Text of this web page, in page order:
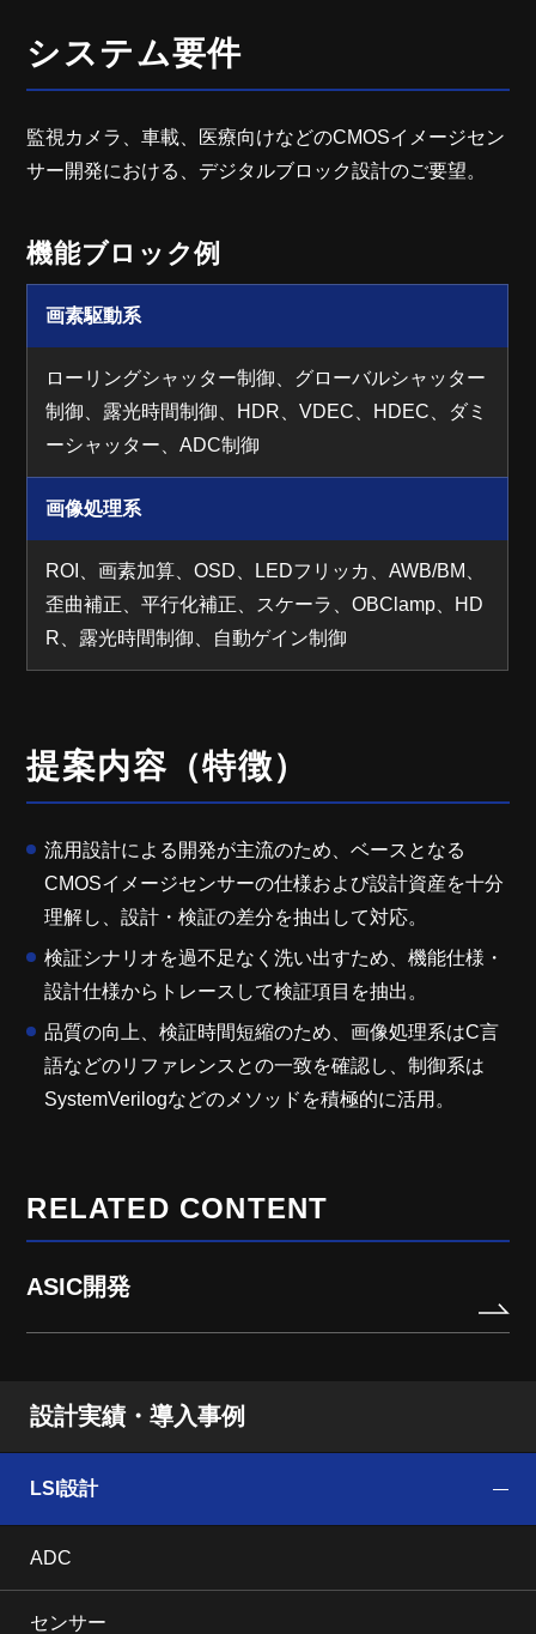
システム要件
監視カメラ、車載、医療向けなどのCMOSイメージセン
サー開発における、デジタルブロック設計のご要望。
機能ブロック例
画素駆動系
ローリングシャッター制御、グローバルシャッター
制御、露光時間制御、HDR、VDEC、HDEC、ダミ
ーシャッター、ADC制御
画像処理系
ROI、画素加算、OSD、LEDフリッカ、AWB/BM、
歪曲補正、平行化補正、スケーラ、OBClamp、HD
R、露光時間制御、自動ゲイン制御
提案内容（特徴）
流用設計による開発が主流のため、ベースとなる
CMOSイメージセンサーの仕様および設計資産を十分
理解し、設計・検証の差分を抽出して対応。
検証シナリオを過不足なく洗い出すため、機能仕様・
設計仕様からトレースして検証項目を抽出。
品質の向上、検証時間短縮のため、画像処理系はC言
語などのリファレンスとの一致を確認し、制御系は
SystemVerilogなどのメソッドを積極的に活用。
RELATED CONTENT
ASIC開発
設計実績・導入事例
LSI設計
ADC
センサー